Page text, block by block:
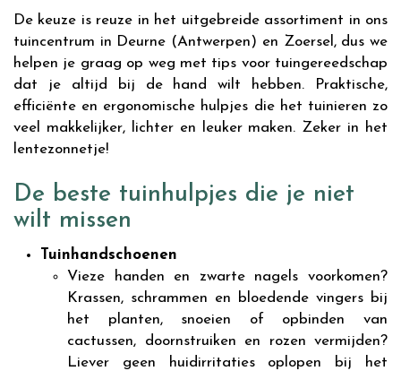
De keuze is reuze in het uitgebreide assortiment in ons
tuincentrum in Deurne (Antwerpen) en Zoersel, dus we
helpen je graag op weg met tips voor tuingereedschap
dat je altijd bij de hand wilt hebben. Praktische,
efficiënte en ergonomische hulpjes die het tuinieren zo
veel makkelijker, lichter en leuker maken. Zeker in het
lentezonnetje!
De beste tuinhulpjes die je niet
wilt missen
Tuinhandschoenen
Vieze handen en zwarte nagels voorkomen?
Krassen, schrammen en bloedende vingers bij
het planten, snoeien of opbinden van
cactussen, doornstruiken en rozen vermijden?
Liever geen huidirritaties oplopen bij het